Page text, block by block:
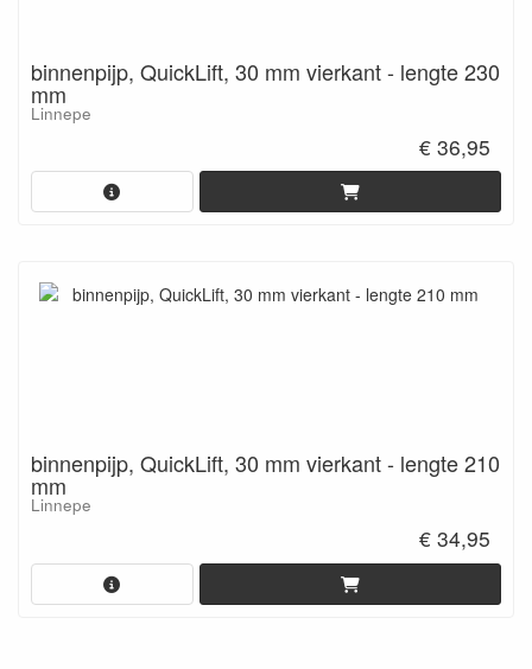
binnenpijp, QuickLift, 30 mm vierkant - lengte 230
mm
Linnepe
€ 36,95
binnenpijp, QuickLift, 30 mm vierkant - lengte 210
mm
Linnepe
€ 34,95